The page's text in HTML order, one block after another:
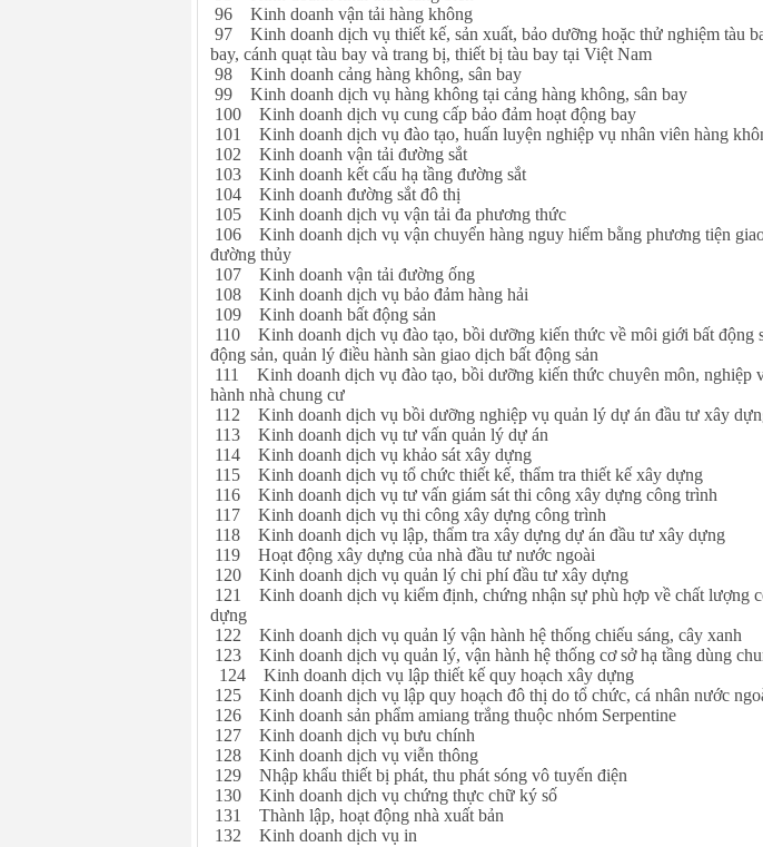
96 Kinh doanh vận tải hàng không
97 Kinh doanh dịch vụ thiết kế, sản xuất, bảo dưỡng hoặc thử nghiệm tàu
bay, cánh quạt tàu bay và trang bị, thiết bị tàu bay tại Việt Nam
98 Kinh doanh cảng hàng không, sân bay
99 Kinh doanh dịch vụ hàng không tại cảng hàng không, sân bay
100 Kinh doanh dịch vụ cung cấp bảo đảm hoạt động bay
101 Kinh doanh dịch vụ đào tạo, huấn luyện nghiệp vụ nhân viên hàng
102 Kinh doanh vận tải đường sắt
103 Kinh doanh kết cấu hạ tầng đường sắt
104 Kinh doanh đường sắt đô thị
105 Kinh doanh dịch vụ vận tải đa phương thức
106 Kinh doanh dịch vụ vận chuyển hàng nguy hiểm bằng phương tiện
đường thủy
107 Kinh doanh vận tải đường ống
108 Kinh doanh dịch vụ bảo đảm hàng hải
109 Kinh doanh bất động sản
110 Kinh doanh dịch vụ đào tạo, bồi dưỡng kiến thức về môi giới bất động
động sản, quản lý điều hành sàn giao dịch bất động sản
111 Kinh doanh dịch vụ đào tạo, bồi dưỡng kiến thức chuyên môn, nghiệp
hành nhà chung cư
112 Kinh doanh dịch vụ bồi dưỡng nghiệp vụ quản lý dự án đầu tư xây
113 Kinh doanh dịch vụ tư vấn quản lý dự án
114 Kinh doanh dịch vụ khảo sát xây dựng
115 Kinh doanh dịch vụ tổ chức thiết kế, thẩm tra thiết kế xây dựng
116 Kinh doanh dịch vụ tư vấn giám sát thi công xây dựng công trình
117 Kinh doanh dịch vụ thi công xây dựng công trình
118 Kinh doanh dịch vụ lập, thẩm tra xây dựng dự án đầu tư xây dựng
119 Hoạt động xây dựng của nhà đầu tư nước ngoài
120 Kinh doanh dịch vụ quản lý chi phí đầu tư xây dựng
121 Kinh doanh dịch vụ kiểm định, chứng nhận sự phù hợp về chất lượng
dựng
122 Kinh doanh dịch vụ quản lý vận hành hệ thống chiếu sáng, cây xanh
123 Kinh doanh dịch vụ quản lý, vận hành hệ thống cơ sở hạ tầng dùng
124 Kinh doanh dịch vụ lập thiết kế quy hoạch xây dựng
125 Kinh doanh dịch vụ lập quy hoạch đô thị do tổ chức, cá nhân nước
126 Kinh doanh sản phẩm amiang trắng thuộc nhóm Serpentine
127 Kinh doanh dịch vụ bưu chính
128 Kinh doanh dịch vụ viễn thông
129 Nhập khẩu thiết bị phát, thu phát sóng vô tuyến điện
130 Kinh doanh dịch vụ chứng thực chữ ký số
131 Thành lập, hoạt động nhà xuất bản
132 Kinh doanh dịch vụ in